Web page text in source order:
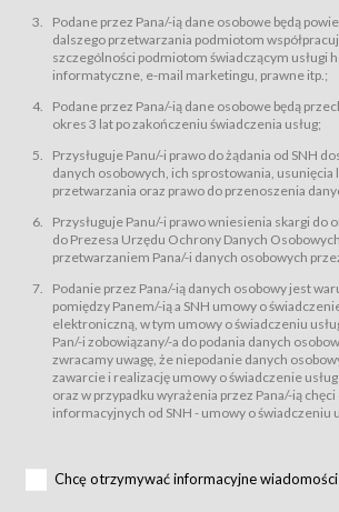
świadczy Usługi drogą elektroniczną w rozumieniu
2002 r. o świadczeniu usług drogą elektroniczną
1204, z późń. zm.). Usługi świadczone są nieodpłatnie.
usługę przeglądania i odczytywania przez
zamieszczanych w Serwisie,
usługę utrzymywania konta użytkownika w
usługę newsletter,
usługę zawierania na odległość umów nabycia
usługę zawierania na odległość umów sprzedaży
dnia 18 lipca 2002 r. o świadczeniu usług drogą
r., Nr 144, poz. 1204, z późń. zm.). Usługi świadczone
Na zasadach określonych w Regulaminie dostęp do
Usługobiorca przed rozpoczęciem korzystania z
zapoznać się z Regulaminem. Założenie konta w
usługi newsletter za pośrednictwem
zamieszczonego na stronach Serwisu dostępnych dla
Usługobiorców wymaga akceptacji postanowień
Usługobiorca zobowiązany jest do przestrzegania
od chwili rozpoczęcia korzystania z Serwisu.
Regulamin jest udostępniony Usługobiorcom
Warunki techniczne korzystania z Usług
Podane przez Pana/-ią dane osobowe będą
dalszego przetwarzania podmiotom
szczególności podmiotom świadczącym usługi
informatyczne, e-mail marketingu, prawne itp.;
Podane przez Pana/-ią dane osobowe będą
okres 3 lat po zakończeniu świadczenia usług;
Przysługuje Panu/-i prawo do żądania od SNH
danych osobowych, ich sprostowania, usunięcia
przetwarzania oraz prawo do przenoszenia
Przysługuje Panu/-i prawo wniesienia skargi do
do Prezesa Urzędu Ochrony Danych
przetwarzaniem Pana/-i danych osobowych
Podanie przez Pana/-ią danych osobowy jest
pomiędzy Panem/-ią a SNH umowy o
elektroniczną, w tym umowy o świadczeniu
Pan/-i zobowiązany/-a do podania danych
zwracamy uwagę, że niepodanie danych
zawarcie i realizację umowy o świadczenie
oraz w przypadku wyrażenia przez Pana/-ią
informacyjnych od SNH - umowy o świadczeniu
Chcę otrzymywać informacyjne